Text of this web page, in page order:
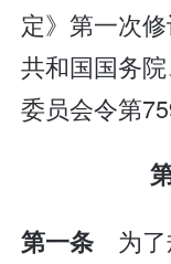
定》第一次
共和国国务
委员会令第
第一条 为了